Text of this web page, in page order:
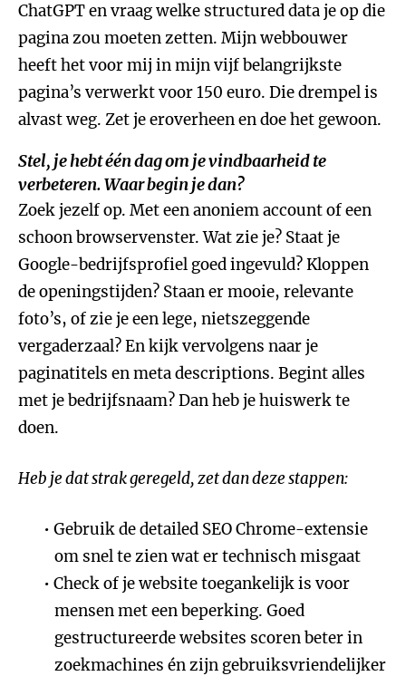
ChatGPT en vraag welke structured data je op die
pagina zou moeten zetten. Mijn webbouwer
heeft het voor mij in mijn vijf belangrijkste
pagina’s verwerkt voor 150 euro. Die drempel is
alvast weg. Zet je eroverheen en doe het gewoon.
Stel, je hebt één dag om je vindbaarheid te
verbeteren. Waar begin je dan?
Zoek jezelf op. Met een anoniem account of een
schoon browservenster. Wat zie je? Staat je
Google-bedrijfsprofiel goed ingevuld? Kloppen
de openingstijden? Staan er mooie, relevante
foto’s, of zie je een lege, nietszeggende
vergaderzaal? En kijk vervolgens naar je
paginatitels en meta descriptions. Begint alles
met je bedrijfsnaam? Dan heb je huiswerk te
doen.
Heb je dat strak geregeld, zet dan deze stappen:
Gebruik de detailed SEO Chrome-extensie
om snel te zien wat er technisch misgaat
Check of je website toegankelijk is voor
mensen met een beperking. Goed
gestructureerde websites scoren beter in
zoekmachines én zijn gebruiksvriendelijker